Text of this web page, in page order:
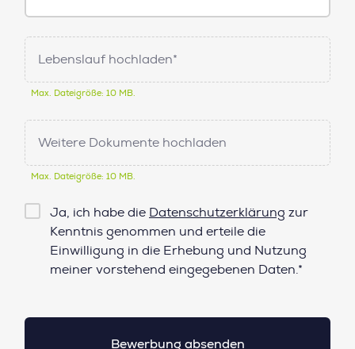
Lebenslauf hochladen*
Max. Dateigröße: 10 MB.
Weitere Dokumente hochladen
Max. Dateigröße: 10 MB.
Checkbox
Datenschutz*
Ja, ich habe die Datenschutzerklärung zur
Kenntnis genommen und erteile die
Einwilligung in die Erhebung und Nutzung
meiner vorstehend eingegebenen Daten.*